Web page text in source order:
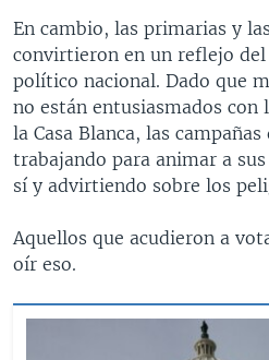
En cambio, las primarias y
convirtieron en un reflejo del
político nacional. Dado que
no están entusiasmados con
la Casa Blanca, las
trabajando para animar a
sí y advirtiendo sobre los
Aquellos que acudieron a
oír eso.